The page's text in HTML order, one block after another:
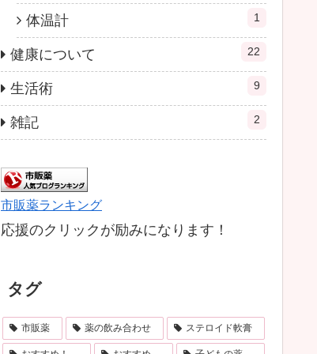
体温計 1
健康について 22
生活術 9
雑記 2
市販薬ランキング
応援のクリックが励みになります！
タグ
市販薬 薬の飲み合わせ ステロイド軟膏